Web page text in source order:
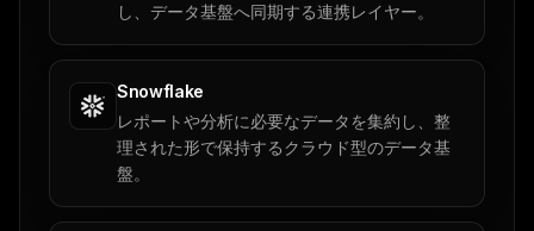
し、データ基盤へ同期する連携レイヤー。
Snowflake
レポートや分析に必要なデータを集約し、整
理された形で保持するクラウド型のデータ基
盤。